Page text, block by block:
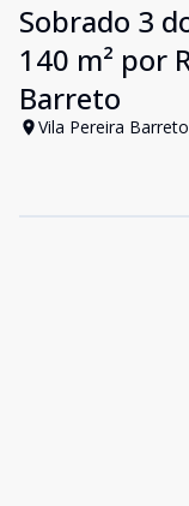
Sobrado 3
140 m² por
Barreto
Vila Pereira